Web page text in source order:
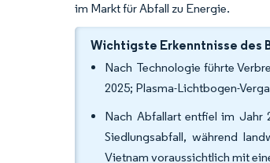
im Markt für Abfall zu Energie.
Wichtigste Erkenntnisse des
Nach Technologie führte
2025; Plasma-Lichtbogen-
Nach Abfallart entfiel im Jahr
Siedlungsabfall, während
Vietnam voraussichtlich mit